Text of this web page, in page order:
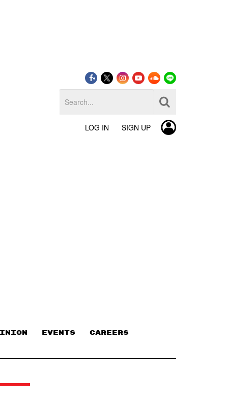
LOG IN SIGN UP
EVENTS CAREERS